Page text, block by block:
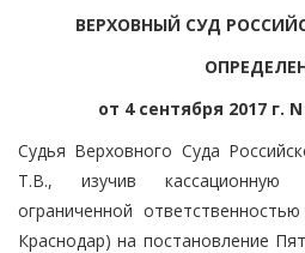
ВЕРХОВНЫЙ СУД
от 4 сентября 2017 г.
Судья Верховного Суда
Т.В., изучив
ограниченной
Краснодар) на постановление